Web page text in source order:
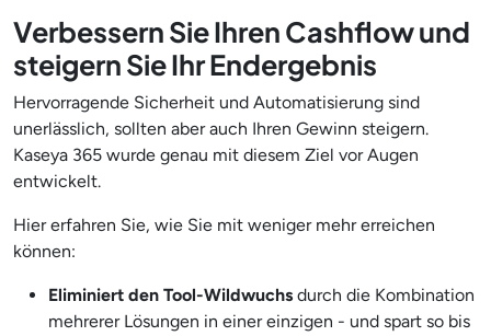
Verbessern Sie Ihren Cashflow und
steigern Sie Ihr Endergebnis
Hervorragende Sicherheit und Automatisierung sind
unerlässlich, sollten aber auch Ihren Gewinn steigern.
Kaseya 365 wurde genau mit diesem Ziel vor Augen
entwickelt.
Hier erfahren Sie, wie Sie mit weniger mehr erreichen
können:
Eliminiert den Tool-Wildwuchs durch die Kombination
mehrerer Lösungen in einer einzigen - und spart so bis